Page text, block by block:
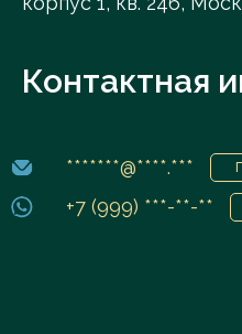
Контактная
*******@****.***
+7 (999) ***-**-**